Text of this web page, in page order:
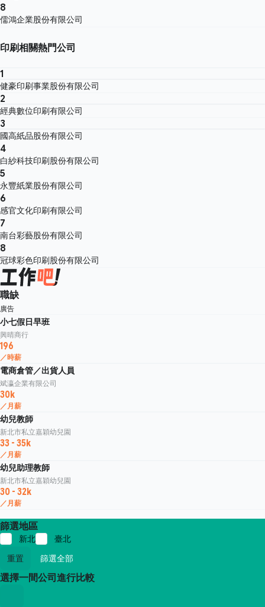
8
儒鴻企業股份有限公司
印刷相關熱門公司
1
健豪印刷事業股份有限公司
2
經典數位印刷有限公司
3
國高紙品股份有限公司
4
白紗科技印刷股份有限公司
5
永豐紙業股份有限公司
6
感官文化印刷有限公司
7
南台彩藝股份有限公司
8
冠球彩色印刷股份有限公司
職缺
廣告
小七假日早班
興晴商行
196
／時薪
電商倉管／出貨人員
斌瀛企業有限公司
30k
／月薪
幼兒教師
新北市私立嘉穎幼兒園
33 - 35k
／月薪
幼兒助理教師
新北市私立嘉穎幼兒園
30 - 32k
／月薪
篩選地區
新北
臺北
重置
篩選全部
選擇一間公司進行比較